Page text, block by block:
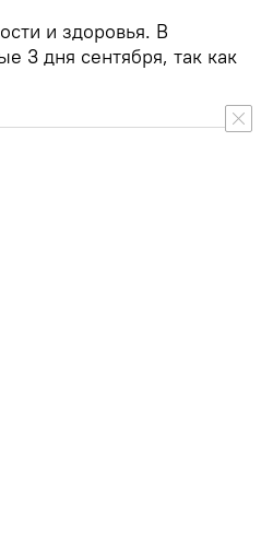
и здоровья. В
3 дня сентября, так как